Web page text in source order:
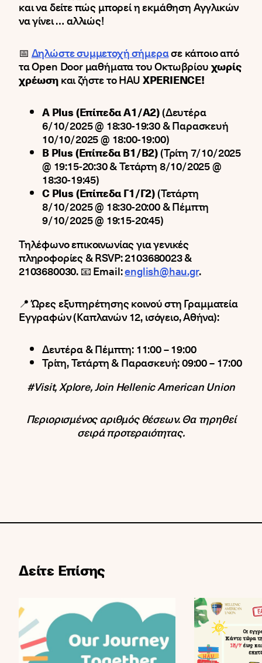
και να δείτε πώς μπορεί η εκμάθηση Αγγλικών
να γίνει … αλλιώς!
📅 Δηλώστε συμμετοχή σήμερασε κάποιο από
τα Open Door μαθήματα του Οκτωβρίουχωρίς
χρέωσηκαι ζήστε το HAUXPERIENCE!
A Plus (Επίπεδα Α1/Α2)(Δευτέρα
6/10/2025 @ 18:30-19:30 & Παρασκευή
10/10/2025 @ 18:00-19:00)
B Plus (Επίπεδα Β1/Β2)(Τρίτη 7/10/2025
@ 19:15-20:30 & Τετάρτη 8/10/2025 @
18:30-19:45)
C Plus (Επίπεδα Γ1/Γ2)(Τετάρτη
8/10/2025 @ 18:30-20:00 & Πέμπτη
9/10/2025 @ 19:15-20:45)
Τηλέφωνο επικοινωνίας για γενικές
πληροφορίες & RSVP: 2103680023 &
2103680030. 📧 Email:english@hau.gr.
📍 Ώρες εξυπηρέτησης κοινού στη Γραμματεία
Εγγραφών (Καπλανών 12, ισόγειο, Αθήνα):
Δευτέρα & Πέμπτη: 11:00 – 19:00
Τρίτη, Τετάρτη & Παρασκευή: 09:00 – 17:00
#Visit, Xplore, Join Hellenic American Union
Περιορισμένος αριθμός θέσεων. Θα τηρηθεί
σειρά προτεραιότητας.
Δείτε Επίσης
Κλείνοντας ένα υπέροχο κεφαλαίο… Ξεκινώντας
Ξεκίνησαν